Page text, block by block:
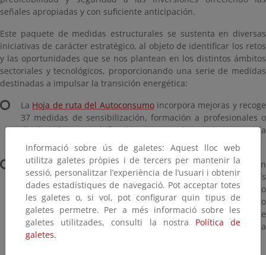
señales apropiadas y con suficiente anticipación.
Este paquete de medidas estructurales se sustenta en diversas
iniciativas de carácter estratégico, al objeto de identificar los retos
y las oportunidades que se nos plantean en los distintos ámbitos
sectoriales y tecnológicos, proporcionando una serie de medidas
destinadas a impulsar la transición energética:
La Hoja de ruta del Autoconsumoincorpora mejoras y recoge
37 medidas de sensibilización, formación a profesionales o
divulgación, con el fin de mejorar el conocimiento y la
aceptación del autoconsumo por parte de toda la población.
LaHoja de ruta del Hidrógeno renovable ofrece una Visión
2030 y 2050, estableciendo unos ambiciosos objetivos país
en 2030 cuya consecución asegurará el posicionamiento
industrial y tecnológico de nuestra economía en el contexto
comunitario, la descarbonización de un volumen relevante
del hidrógeno consumido actualmente y la plena
introducción del hidrógeno en la movilidad sostenible.
Informació sobre ús de galetes: Aquest lloc web
utilitza galetes pròpies i de tercers per mantenir la
sessió, personalitzar l’experiència de l’usuari i obtenir
dades estadístiques de navegació. Pot acceptar totes
les galetes o, si vol, pot configurar quin tipus de
galetes permetre. Per a més informació sobre les
galetes utilitzades, consulti la nostra Política de
galetes.